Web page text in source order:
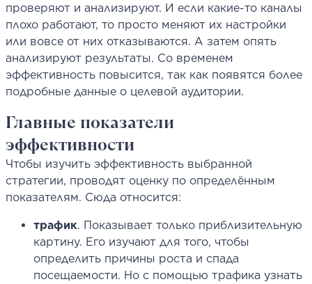
проверяют и анализируют. И если какие-то каналы
плохо работают, то просто меняют их настройки
или вовсе от них отказываются. А затем опять
анализируют результаты. Со временем
эффективность повысится, так как появятся более
подробные данные о целевой аудитории.
Главные показатели
эффективности
Чтобы изучить эффективность выбранной
стратегии, проводят оценку по определённым
показателям. Сюда относится:
трафик. Показывает только приблизительную
картину. Его изучают для того, чтобы
определить причины роста и спада
посещаемости. Но с помощью трафика узнать